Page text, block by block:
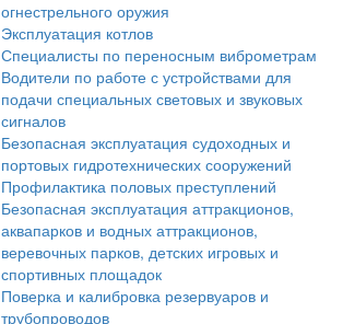
огнестрельного оружия
Эксплуатация котлов
Специалисты по переносным виброметрам
Водители по работе с устройствами для
подачи специальных световых и звуковых
сигналов
Безопасная эксплуатация судоходных и
портовых гидротехнических сооружений
Профилактика половых преступлений
Безопасная эксплуатация аттракционов,
аквапарков и водных аттракционов,
веревочных парков, детских игровых и
спортивных площадок
Поверка и калибровка резервуаров и
трубопроводов